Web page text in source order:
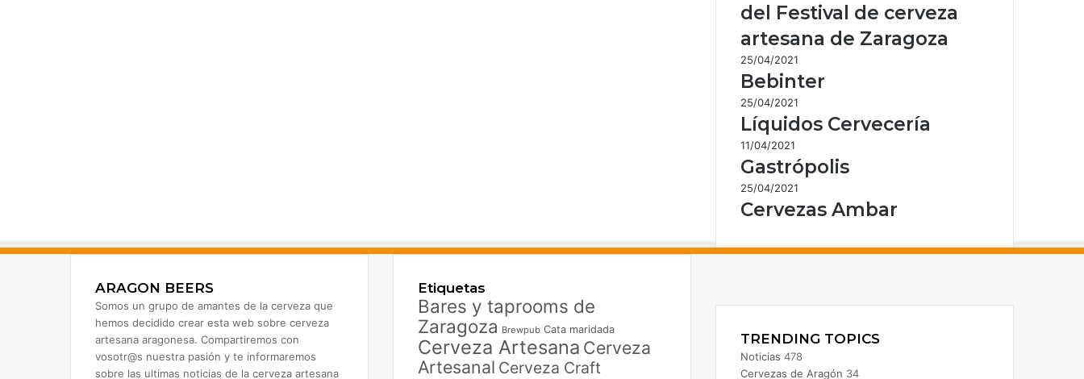
del Festival de cerveza
artesana de Zaragoza
25/04/2021
Bebinter
25/04/2021
Líquidos Cervecería
11/04/2021
Gastrópolis
25/04/2021
Cervezas Ambar
ARAGON BEERS
Somos un grupo de amantes de la cerveza que
hemos decidido crear esta web sobre cerveza
artesana aragonesa. Compartiremos con
vosotr@s nuestra pasión y te informaremos
sobre las ultimas noticias de la cerveza artesana
Etiquetas
Bares y taprooms de
Zaragoza Brewpub Cata maridada
Cerveza Artesana Cerveza
Artesanal Cerveza Craft
TRENDING TOPICS
Noticias 478
Cervezas de Aragón 34